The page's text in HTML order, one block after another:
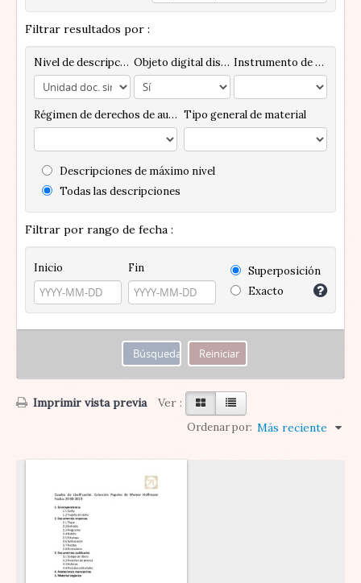
Filtrar resultados por :
Nivel de descripción Objeto digital disponibles Instrumento de descripción
Régimen de derechos de autor Tipo general de material
Descripciones de máximo nivel
Todas las descripciones
Filtrar por rango de fecha :
Inicio Fin
Superposición
Exacto
Imprimir vista previa Ver :
Ordenar por: Más reciente